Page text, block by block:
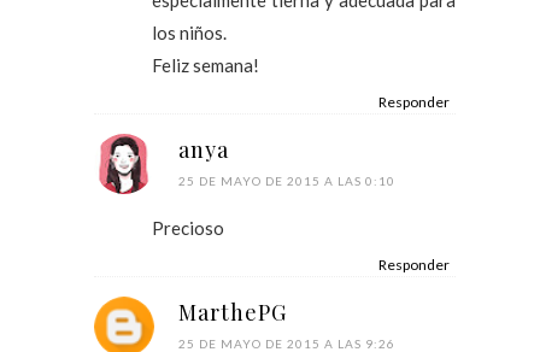
los niños.
Feliz semana!
Responder
anya
25 DE MAYO DE 2015 A LAS 0:10
Precioso
Responder
MarthePG
25 DE MAYO DE 2015 A LAS 9:26